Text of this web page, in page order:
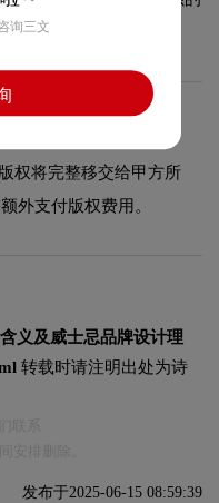
权将完整移交给甲方所
外支付版权费用。
义及威士忌品牌设计理
转载时请注明出处为诗
发布于2025-06-15 08:59:39
询三文